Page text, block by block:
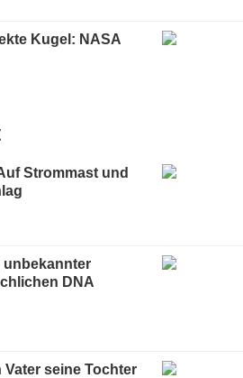
Kugel: NASA
Strommast und
unbekannter
DNA
Vater seine Tochter